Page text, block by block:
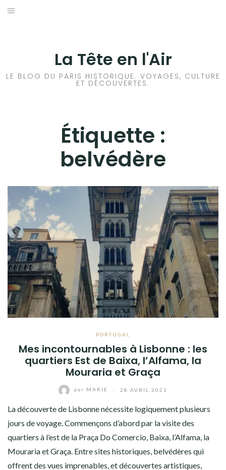
Aller
La Tête en l'Air
LE BLOG DU PARIS HISTORIQUE. VOYAGES, CULTURE
ET DÉCOUVERTES.
Étiquette :
belvédère
PORTUGAL
Mes incontournables à Lisbonne : les
quartiers Est de Baixa, l’Alfama, la
Mouraria et Graça
par MARIE 28 AVRIL 2021
La découverte de Lisbonne nécessite logiquement plusieurs
jours de voyage. Commençons d’abord par la visite des
quartiers à l’est de la Praça Do Comercio, Baixa, l’Alfama, la
Mouraria et Graça. Entre sites historiques, belvédères qui
offrent des vues imprenables, et découvertes artistiques,
HISTOIRES EN ILE DE FRANCE
VOYAGES À L’ÉTRANGER